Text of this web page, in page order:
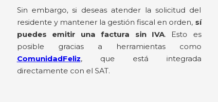
Sin embargo, si deseas atender la solicitud del
residente y mantener la gestión fiscal en orden, sí
puedes emitir una factura sin IVA. Esto es
posible gracias a herramientas como
ComunidadFeliz, que está integrada
directamente con el SAT.